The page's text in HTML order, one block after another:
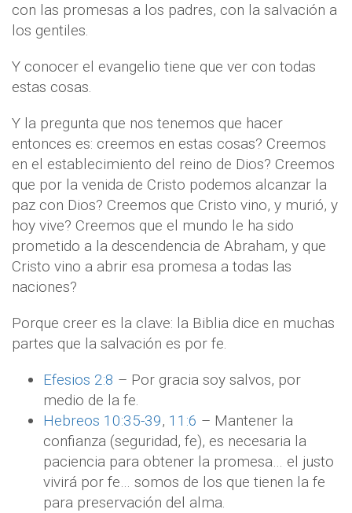
con las promesas a los padres, con la salvación a
los gentiles.
Y conocer el evangelio tiene que ver con todas
estas cosas.
Y la pregunta que nos tenemos que hacer
entonces es: creemos en estas cosas? Creemos
en el establecimiento del reino de Dios? Creemos
que por la venida de Cristo podemos alcanzar la
paz con Dios? Creemos que Cristo vino, y murió, y
hoy vive? Creemos que el mundo le ha sido
prometido a la descendencia de Abraham, y que
Cristo vino a abrir esa promesa a todas las
naciones?
Porque creer es la clave: la Biblia dice en muchas
partes que la salvación es por fe.
Efesios 2:8 – Por gracia soy salvos, por
medio de la fe.
Hebreos 10:35-39, 11:6 – Mantener la
confianza (seguridad, fe), es necesaria la
paciencia para obtener la promesa… el justo
vivirá por fe… somos de los que tienen la fe
para preservación del alma.